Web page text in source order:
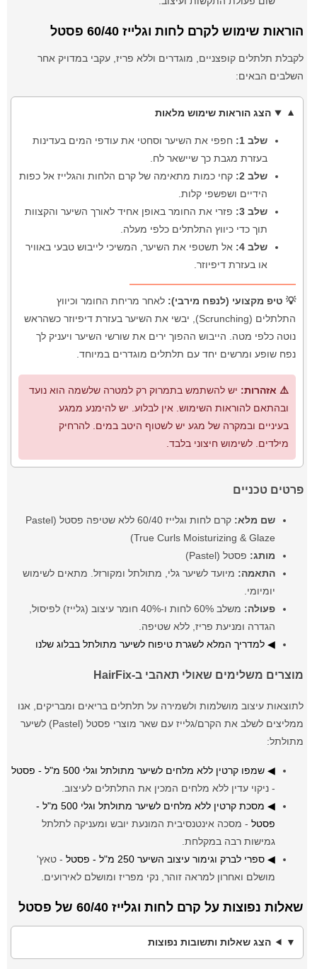
הוראות שימוש לקרם לחות וגלייז 60/40 פסטל
לקבלת תלתלים קופצניים, מוגדרים וללא פריז, עקבי במדויק אחר
השלבים הבאים:
הצג הוראות שימוש מלאות
שלב 1:
חפפי את השיער וסחטי את עודפי המים בעדינות
בעזרת מגבת כך שיישאר לח.
שלב 2:
קחי כמות מתאימה של קרם הלחות והגלייז אל כפות
הידיים ושפשפי קלות.
שלב 3:
פזרי את החומר באופן אחיד לאורך השיער והקצוות
תוך כדי כיווץ התלתלים כלפי מעלה.
שלב 4:
אל תשטפי את השיער, המשיכי לייבוש טבעי באוויר
או בעזרת דיפיוזר.
💡 טיפ מקצועי (לנפח מירבי): לאחר מריחת החומר וכיווץ
התלתלים (Scrunching), יבשי את השיער בעזרת דיפיוזר כשהראש
נוטה כלפי מטה. הייבוש ההפוך ירים את שורשי השיער ויעניק לך
נפח שופע ומרשים יחד עם תלתלים מוגדרים במיוחד.
⚠️ אזהרות: יש להשתמש בתמרוק רק למטרה שלשמה הוא נועד
ובהתאם להוראות השימוש. אין לבלוע. יש להימנע ממגע
בעיניים ובמקרה של מגע יש לשטוף היטב במים. להרחיק
מילדים. לשימוש חיצוני בלבד.
פרטים טכניים
שם מלא:
קרם לחות וגלייז 60/40 ללא שטיפה פסטל (Pastel
True Curls Moisturizing & Glaze)
מותג: פסטל (Pastel)
התאמה: מיועד לשיער גלי, מתולתל ומקורזל. מתאים לשימוש
יומיומי.
פעולה:
משלב 60% לחות ו-40% חומר עיצוב (גלייז) לפיסול,
הגדרה ומניעת פריז, ללא שטיפה.
◀ למדריך המלא לשגרת טיפוח לשיער מתולתל בבלוג שלנו
מוצרים משלימים שאולי תאהבי ב-HairFix
לתוצאות עיצוב מושלמות ולשמירה על תלתלים בריאים ומבריקים, אנו
ממליצים לשלב את הקרם/גלייז עם שאר מוצרי פסטל (Pastel) לשיער
מתולתל:
◀ שמפו קרטין ללא מלחים לשיער מתולתל וגלי 500 מ"ל - פסטל
- ניקוי עדין ללא מלחים המכין את התלתלים לעיצוב.
◀ מסכת קרטין ללא מלחים לשיער מתולתל וגלי 500 מ"ל -
פסטל - מסכה אינטנסיבית המונעת יובש ומעניקה לתלתל
גמישות רבה במקלחת.
◀ ספרי לברק וגימור עיצוב השיער 250 מ"ל - פסטל
- טאץ'
מושלם ואחרון למראה זוהר, נקי מפריז ומושלם לאירועים.
שאלות נפוצות על קרם לחות וגלייז 60/40 של פסטל
הצג שאלות ותשובות נפוצות